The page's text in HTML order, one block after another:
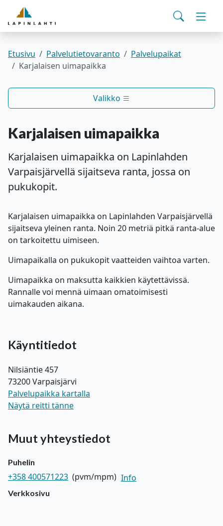
Siirry pääsisältöön
Yhteystiedot
Pohjois-Savon hyvinvointialue
Haku
Asuminen ja ympäristö
Varhaiskasvatus ja koulutus
Kunta ja päätöksenteko
Työ- ja elinvoimapalvelut
Verkkoasiointi
Etusivu Palvelutietovaranto
Palvelupaikat
Karjalaisen uimapaikka
Valikko
Karjalaisen uimapaikka
Karjalaisen uimapaikka on Lapinlahden
Varpaisjärvellä sijaitseva ranta, jossa on
pukukopit.
Karjalaisen uimapaikka on Lapinlahden Varpaisjärvellä
sijaitseva yleinen ranta. Noin 20 metriä pitkä ranta-alue
on tarkoitettu uimiseen.
Uimapaikalla on pukukopit vaatteiden vaihtoa varten.
Uimapaikka on maksutta kaikkien käytettävissä.
Rannalle voi mennä uimaan omatoimisesti
uimakauden aikana.
Käyntitiedot
Nilsiäntie 457
73200 Varpaisjärvi
Palvelupaikka kartalla
Näytä reitti tänne
Muut yhteystiedot
Puhelin
+358 400571223 (pvm/mpm) Info
Verkkosivu